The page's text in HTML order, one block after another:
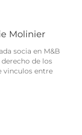
Molinier
socia en M&B
de los
vinculos entre